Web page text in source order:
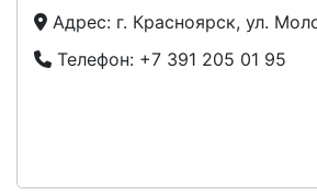
Адрес: г. Красноярск, ул.
Телефон: +7 391 205 01 95